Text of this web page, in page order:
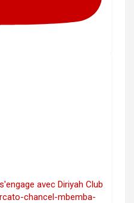
avec Diriyah Club
chancel-mbemba-